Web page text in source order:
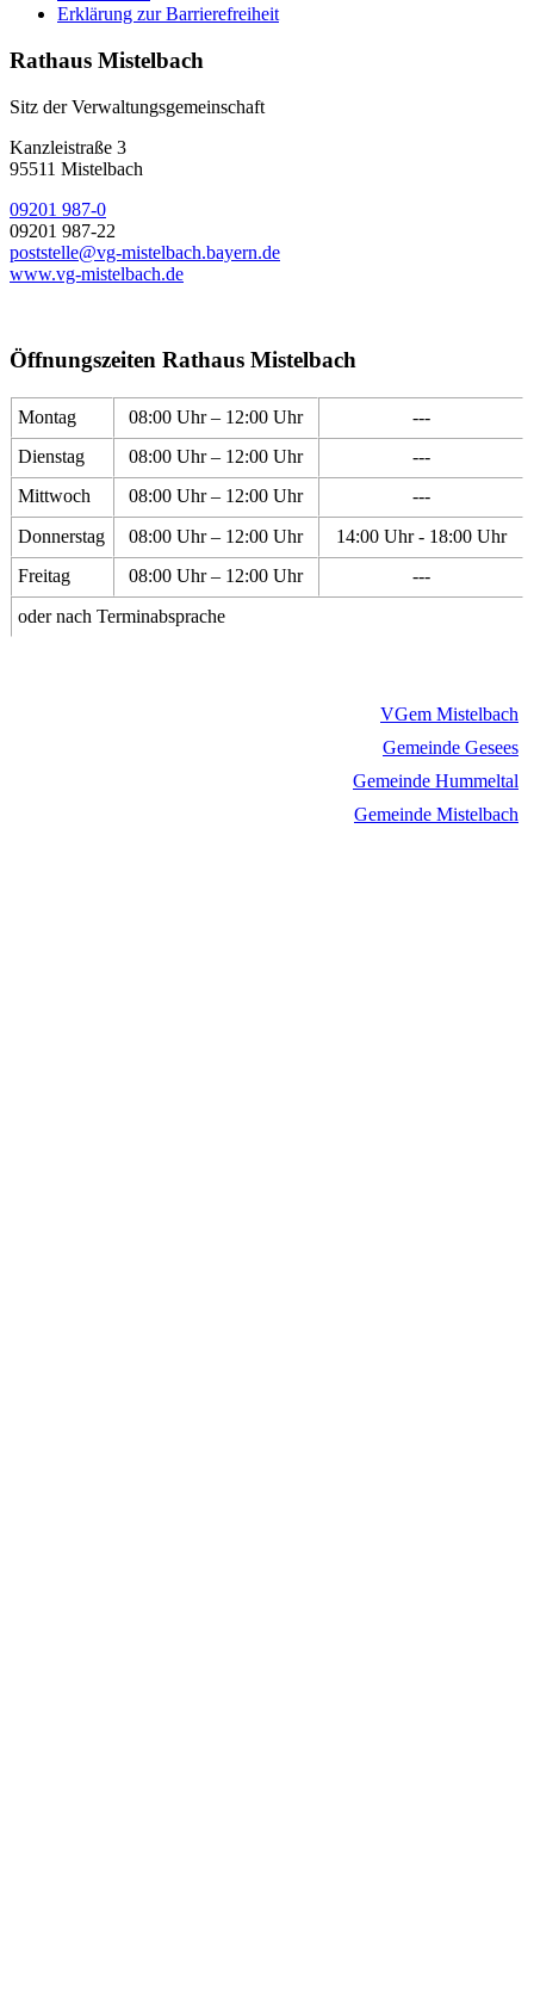
Erklärung zur Barrierefreiheit
Rathaus Mistelbach
Sitz der Verwaltungsgemeinschaft
Kanzleistraße 3
95511 Mistelbach
09201 987-0
09201 987-22
poststelle@vg-mistelbach.bayern.de
www.vg-mistelbach.de
Öffnungszeiten Rathaus Mistelbach
Montag 08:00 Uhr – 12:00 Uhr
---
Dienstag
08:00 Uhr – 12:00 Uhr
---
Mittwoch
08:00 Uhr – 12:00 Uhr
---
Donnerstag
08:00 Uhr – 12:00 Uhr
14:00 Uhr - 18:00 Uhr
Freitag
08:00 Uhr – 12:00 Uhr
---
oder nach Terminabsprache
VGem Mistelbach
Gemeinde Gesees
Gemeinde Hummeltal
Gemeinde Mistelbach